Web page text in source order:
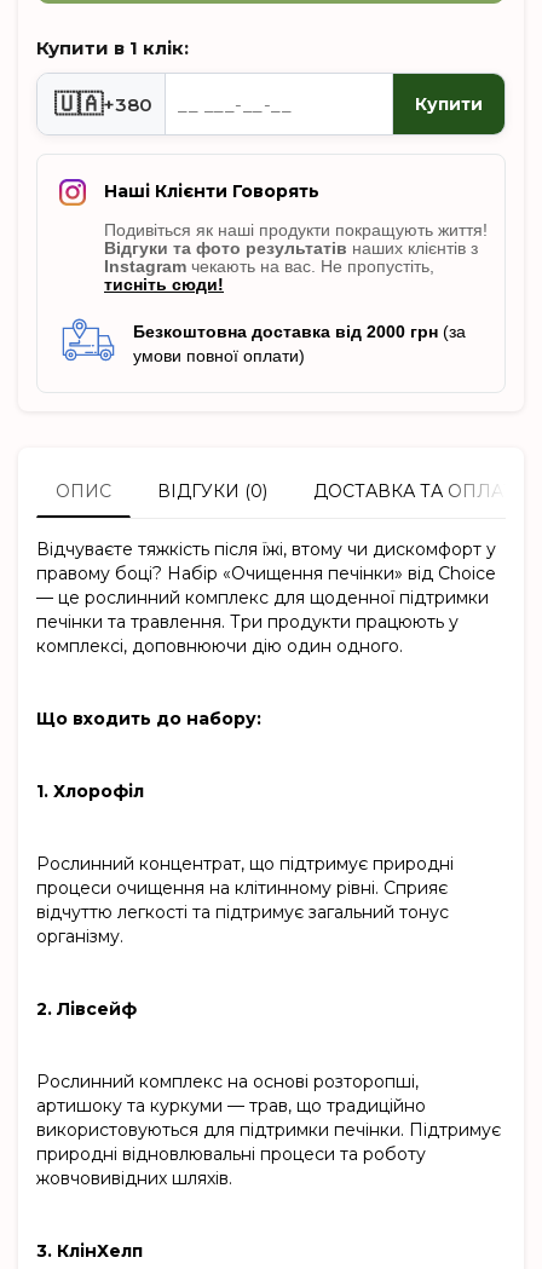
Купити в 1 клік:
🇺🇦+380 Купити
Наші Клієнти Говорять
Подивіться як наші продукти покращують життя!
Відгуки та фото результатів наших клієнтів з
Instagram чекають на вас. Не пропустіть,
тисніть сюди!
Безкоштовна доставка від 2000 грн (за
умови повної оплати)
ОПИС ВІДГУКИ (0) ДОСТАВКА ТА ОПЛАТА
Відчуваєте тяжкість після їжі, втому чи дискомфорт у
правому боці? Набір «Очищення печінки» від Choice
— це рослинний комплекс для щоденної підтримки
печінки та травлення. Три продукти працюють у
комплексі, доповнюючи дію один одного.
Що входить до набору:
1. Хлорофіл
Рослинний концентрат, що підтримує природні
процеси очищення на клітинному рівні. Сприяє
відчуттю легкості та підтримує загальний тонус
організму.
2. Лівсейф
Рослинний комплекс на основі розторопші,
артишоку та куркуми — трав, що традиційно
використовуються для підтримки печінки. Підтримує
природні відновлювальні процеси та роботу
жовчовивідних шляхів.
3. КлінХелп